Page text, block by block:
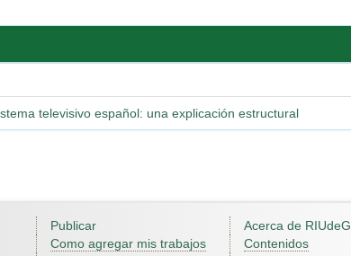
televisivo español: una explicación estructural
Publicar
Como agregar mis trabajos
Acerca de RIUdeG
Contenidos